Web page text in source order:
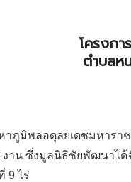
โครงก
ตำบลห
าภูมิพลอดุลยเดชมหาร
าน ซึ่งมูลนิธิชัยพัฒนาได้
9 ไร่